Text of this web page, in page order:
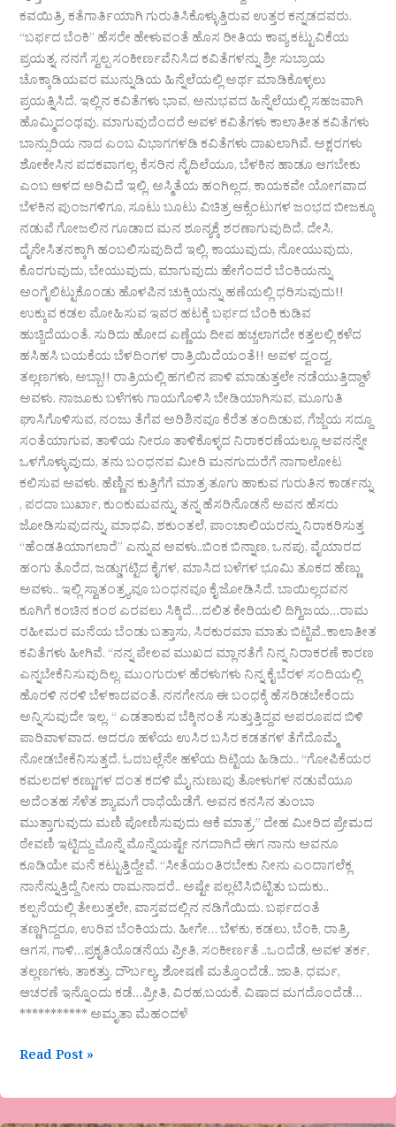
ಕವಯಿತ್ರಿ, ಕತೆಗಾರ್ತಿಯಾಗಿ ಗುರುತಿಸಿಕೊಳ್ಳುತ್ತಿರುವ ಉತ್ತರ ಕನ್ನಡದವರು.
“ಬರ್ಫದ ಬೆಂಕಿ” ಹೆಸರೇ ಹೇಳುವಂತೆ ಹೊಸ ರೀತಿಯ ಕಾವ್ಯ ಕಟ್ಟುವಿಕೆಯ
ಪ್ರಯತ್ನ. ನನಗೆ ಸ್ವಲ್ಪ ಸಂಕೀರ್ಣವೆನಿಸಿದ ಕವಿತೆಗಳನ್ನು ಶ್ರೀ ಸುಬ್ರಾಯ
ಚೊಕ್ಕಾಡಿಯವರ ಮುನ್ನುಡಿಯ ಹಿನ್ನೆಲೆಯಲ್ಲಿ ಅರ್ಥ ಮಾಡಿಕೊಳ್ಳಲು
ಪ್ರಯತ್ನಿಸಿದೆ. ಇಲ್ಲಿನ ಕವಿತೆಗಳು ಭಾವ, ಅನುಭವದ ಹಿನ್ನೆಲೆಯಲ್ಲಿ ಸಹಜವಾಗಿ
ಹೊಮ್ಮಿದಂಥವು. ಮಾಗುವುದೆಂದರೆ ಅವಳ ಕವಿತೆಗಳು ಕಾಲಾತೀತ ಕವಿತೆಗಳು
ಬಾನ್ಸುರಿಯ ನಾದ ಎಂಬ ವಿಭಾಗಗಳಡಿ ಕವಿತೆಗಳು ದಾಖಲಾಗಿವೆ. ಅಕ್ಷರಗಳು
ಶೋಕೇಸಿನ ಪದಕವಾಗಲ್ಲ, ಕೆಸರಿನ ನೈದಿಲೆಯೂ, ಬೆಳಕಿನ ಹಾಡೂ ಆಗಬೇಕು
ಎಂಬ ಆಳದ ಅರಿವಿದೆ ಇಲ್ಲಿ. ಅಸ್ಮಿತೆಯ ಹಂಗಿಲ್ಲದ, ಕಾಯಕವೇ ಯೋಗವಾದ
ಬೆಳಕಿನ ಪುಂಜಗಳಿಗೂ, ಸೂಟು ಬೂಟು ವಿಚಿತ್ರ ಆಕ್ಸೆಂಟುಗಳ ಜಂಭದ ಬೀಜಕ್ಕೂ
ನಡುವೆ ಗೋಜಲಿನ ಗೂಡಾದ ಮನ ಶೂನ್ಯಕ್ಕೆ ಶರಣಾಗುವುದಿದೆ, ದೇಸಿ,
ದೈನೇಸಿತನಕ್ಕಾಗಿ ಹಂಬಲಿಸುವುದಿದೆ ಇಲ್ಲಿ. ಕಾಯುವುದು, ನೋಯುವುದು,
ಕೊರಗುವುದು, ಬೇಯುವುದು, ಮಾಗುವುದು ಹೇಗೆಂದರೆ ಬೆಂಕಿಯನ್ನು
ಅಂಗೈಲಿಟ್ಟುಕೊಂಡು ಹೊಳಪಿನ ಚುಕ್ಕಿಯನ್ನು ಹಣೆಯಲ್ಲಿ ಧರಿಸುವುದು!!
ಉಕ್ಕುವ ಕಡಲ ಮೋಹಿಸುವ ಇವರ ಹಟಕ್ಕೆ ಬರ್ಫದ ಬೆಂಕಿ ಕುಡಿವ
ಹುಚ್ಚಿದೆಯಂತೆ. ಸುರಿದು ಹೋದ ಎಣ್ಣೆಯ ದೀಪ ಹಚ್ಚಲಾಗದೇ ಕತ್ತಲಲ್ಲಿ ಕಳೆದ
ಹಸಿಹಸಿ ಬಯಕೆಯ ಬೆಳದಿಂಗಳ ರಾತ್ರಿಯಿದೆಯಂತೆ!! ಅವಳ ದ್ವಂದ್ವ,
ತಲ್ಲಣಗಳು, ಅಬ್ಬಾ!! ರಾತ್ರಿಯಲ್ಲಿ ಹಗಲಿನ ಪಾಳಿ ಮಾಡುತ್ತಲೇ ನಡೆಯುತ್ತಿದ್ದಾಳೆ
ಅವಳು. ನಾಜೂಕು ಬಳೆಗಳು ಗಾಯಗೊಳಿಸಿ ಬೇಡಿಯಾಗಿಸುವ, ಮೂಗುತಿ
ಘಾಸಿಗೊಳಿಸುವ, ನಂಜು ತೆಗೆವ ಅರಿಶಿನವೂ ಕೆರೆತ ತಂದಿಡುವ, ಗೆಜ್ಜೆಯ ಸದ್ದೂ
ಸಂತೆಯಾಗುವ, ತಾಳಿಯ ನೀರೂ ತಾಳಿಕೊಳ್ಳದ ನಿರಾಕರಣೆಯಲ್ಲೂ ಅವನನ್ನೇ
ಒಳಗೊಳ್ಳುವುದು, ತನು ಬಂಧನವ ಮೀರಿ ಮನಗುದುರೆಗೆ ನಾಗಾಲೋಟ
ಕಲಿಸುವ ಅವಳು. ಹೆಣ್ಣಿನ ಕುತ್ತಿಗೆಗೆ ಮಾತ್ರ ತೂಗು ಹಾಕುವ ಗುರುತಿನ ಕಾರ್ಡನ್ನು
, ಪರದಾ ಬುರ್ಖಾ, ಕುಂಕುಮವನ್ನು, ತನ್ನ ಹೆಸರಿನೊಡನೆ ಅವನ ಹೆಸರು
ಜೋಡಿಸುವುದನ್ನು, ಮಾಧವಿ, ಶಕುಂತಲೆ, ಪಾಂಚಾಲಿಯರನ್ನು ನಿರಾಕರಿಸುತ್ತ
“ಹೆಂಡತಿಯಾಗಲಾರೆ” ಎನ್ನುವ ಅವಳು..ಬಿಂಕ ಬಿನ್ನಾಣ, ಒನಪು, ವೈಯಾರದ
ಹಂಗು ತೊರೆದ, ಜಡ್ಡುಗಟ್ಟಿದ ಕೈಗಳ, ಮಾಸಿದ ಬಳೆಗಳ ಭೂಮಿ ತೂಕದ ಹೆಣ್ಣು
ಅವಳು.. ಇಲ್ಲಿ ಸ್ವಾತಂತ್ರ್ಯವೂ ಬಂಧನವೂ ಕೈ ಜೋಡಿಸಿದೆ. ಬಾಯಿಲ್ಲದವನ
ಕೂಗಿಗೆ ಕಂಚಿನ ಕಂಠ ಎರವಲು ಸಿಕ್ಕಿದೆ…ದಲಿತ ಕೇರಿಯಲಿ ದಿಗ್ವಿಜಯ…ರಾಮ
ರಹೀಮರ ಮನೆಯ ಬೆಂಡು ಬತ್ತಾಸು, ಸಿರಕುರಮಾ ಮಾತು ಬಿಟ್ಟಿವೆ..ಕಾಲಾತೀತ
ಕವಿತೆಗಳು ಹೀಗಿವೆ. “ನನ್ನ ಪೇಲವ ಮುಖದ ಮ್ಲಾನತೆಗೆ ನಿನ್ನ ನಿರಾಕರಣೆ ಕಾರಣ
ಎನ್ನಬೇಕೆನಿಸುವುದಿಲ್ಲ. ಮುಂಗುರುಳ ಹೆರಳುಗಳು ನಿನ್ನ ಕೈ ಬೆರಳ ಸಂದಿಯಲ್ಲಿ
ಹೊರಳಿ ನರಳಿ ಬೆಳಕಾದವಂತೆ. ನನಗೇನೂ ಈ ಬಂಧಕ್ಕೆ ಹೆಸರಿಡಬೇಕೆಂದು
ಅನ್ನಿಸುವುದೇ ಇಲ್ಲ. “ ಎಡತಾಕುವ ಬೆಕ್ಕಿನಂತೆ ಸುತ್ತುತ್ತಿದ್ದವ ಅಪರೂಪದ ಬಿಳಿ
ಪಾರಿವಾಳವಾದ. ಆದರೂ ಹಳೆಯ ಉಸಿರ ಬಸಿರ ಕಡತಗಳ ತೆಗೆದೊಮ್ಮೆ
ನೋಡಬೇಕೆನಿಸುತ್ತದೆ. ಓದಬಲ್ಲೆನೇ ಹಳೆಯ ದಿಟ್ಟಿಯ ಹಿಡಿದು.. “ಗೋಪಿಕೆಯರ
ಕಮಲದಳ ಕಣ್ಣುಗಳ ದಂತ ಕದಳಿ ಮೈ ನುಣುಪು ತೋಳುಗಳ ನಡುವೆಯೂ
ಅದೆಂತಹ ಸೆಳೆತ ಶ್ಯಾಮಗೆ ರಾಧೆಯೆಡೆಗೆ. ಅವನ ಕನಸಿನ ತುಂಬಾ
ಮುತ್ತಾಗುವುದು ಮಣಿ ಪೋಣಿಸುವುದು ಆಕೆ ಮಾತ್ರ.” ದೇಹ ಮೀರಿದ ಪ್ರೇಮದ
ಠೇವಣಿ ಇಟ್ಟಿದ್ದು ಮೊನ್ನೆ ಮೊನ್ನೆಯಷ್ಟೇ ನಗದಾಗಿದೆ ಈಗ ನಾನು ಅವನೂ
ಕೂಡಿಯೇ ಮನೆ ಕಟ್ಟುತ್ತಿದ್ದೇವೆ. “ಸೀತೆಯಂತಿರಬೇಕು ನೀನು ಎಂದಾಗಲೆಕ್ಲ
ನಾನೆನ್ನುತ್ತಿದ್ದೆ ನೀನು ರಾಮನಾದರೆ.. ಅಷ್ಟೇ ಪಲ್ಲಟಿಸಿಬಿಟ್ಟಿತು ಬದುಕು..
ಕಲ್ಪನೆಯಲ್ಲಿ ತೇಲುತ್ತಲೇ, ವಾಸ್ತವದಲ್ಲಿನ ನಡಿಗೆಯಿದು. ಬರ್ಫದಂತೆ‌
ತಣ್ಣಗಿದ್ದರೂ, ಉರಿವ ಬೆಂಕಿಯದು. ಹೀಗೇ… ಬೆಳಕು, ಕಡಲು, ಬೆಂಕಿ, ರಾತ್ರಿ,
ಆಗಸ, ಗಾಳಿ…ಪ್ರಕೃತಿಯೊಡನೆಯ ಪ್ರೀತಿ, ಸಂಕೀರ್ಣತೆ ..ಒಂದೆಡೆ, ಅವಳ ತರ್ಕ,
ತಲ್ಲಣಗಳು, ತಾಕತ್ತು, ದೌರ್ಬಲ್ಯ, ಶೋಷಣೆ ಮತ್ತೊಂದೆಡೆ.. ಜಾತಿ, ಧರ್ಮ,
ಆಚರಣೆ ಇನ್ನೊಂದು ಕಡೆ…ಪ್ರೀತಿ, ವಿರಹ,ಬಯಕೆ, ವಿಷಾದ ಮಗದೊಂದೆಡೆ…
*********** ಅಮೃತಾ ಮೆಹಂದಳೆ
Read Post »